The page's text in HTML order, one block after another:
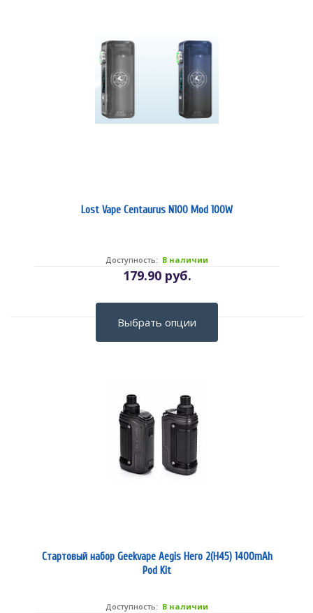
Lost Vape Centaurus N100 Mod 100W
179.90 руб.
Доступность: В наличии
Выбрать опции
Стартовый набор Geekvape Aegis Hero 2(H45) 1400mAh
Pod Kit
Доступность: В наличии